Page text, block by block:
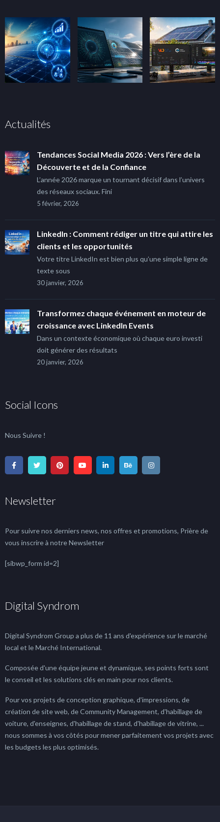
Actualités
Tendances Social Media 2026 : Vers l’ère de la
Découverte et de la Confiance
L’année 2026 marque un tournant décisif dans l’univers
des réseaux sociaux. Fini
5 février, 2026
LinkedIn : Comment rédiger un titre qui attire les
clients et les opportunités
Votre titre LinkedIn est bien plus qu’une simple ligne de
texte sous
30 janvier, 2026
Transformez chaque événement en moteur de
croissance avec LinkedIn Events
Dans un contexte économique où chaque euro investi
doit générer des résultats
20 janvier, 2026
Social Icons
Nous Suivre !
Newsletter
Pour suivre nos derniers news, nos offres et promotions, Prière de
vous inscrire à notre Newsletter
[sibwp_form id=2]
Digital Syndrom
Digital Syndrom Group a plus de 11 ans d'expérience sur le marché
local et le Marché International.
Composée d'une équipe jeune et dynamique, ses points forts sont
le conseil et les solutions clés en main pour nos clients.
Pour vos projets de conception graphique, d'impressions, de
création de site web, de Community Management, d'habillage de
voiture, d'enseignes, d'habillage de stand, d'habillage de vitrine, ...
nous sommes à vos côtés pour mener parfaitement vos projets avec
les budgets les plus optimisés.